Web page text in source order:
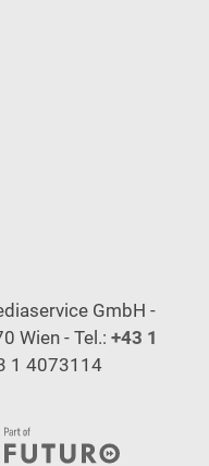
GmbH -
Wien - Tel.: +43 1
1 4073114